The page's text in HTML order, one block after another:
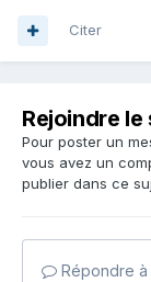
Citer
Rejoindre
Pour poster un
vous avez un
publier dans ce
Répondre